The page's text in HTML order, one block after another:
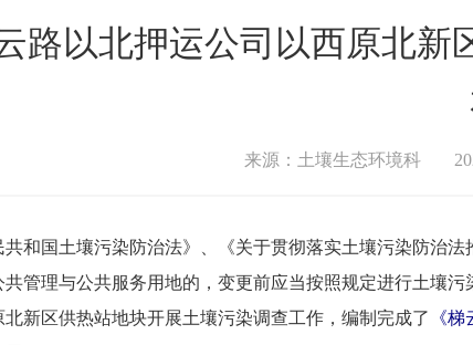
路以北押运公司以西原北
来源：土壤生态环境科
国土壤污染防治法》、《关于贯彻落实土壤污染防治法
共管理与公共服务用地的，变更前应当按照规定进行土壤
北新区供热站地块开展土壤污染调查工作，编制完成了
《